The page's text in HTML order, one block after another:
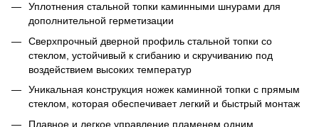
Уплотнения стальной топки каминными шнурами для
дополнительной герметизации
Сверхпрочный дверной профиль стальной топки со
стеклом, устойчивый к сгибанию и скручиванию под
воздействием высоких температур
Уникальная конструкция ножек каминной топки с прямым
стеклом, которая обеспечивает легкий и быстрый монтаж
Плавное и легкое управление пламенем одним